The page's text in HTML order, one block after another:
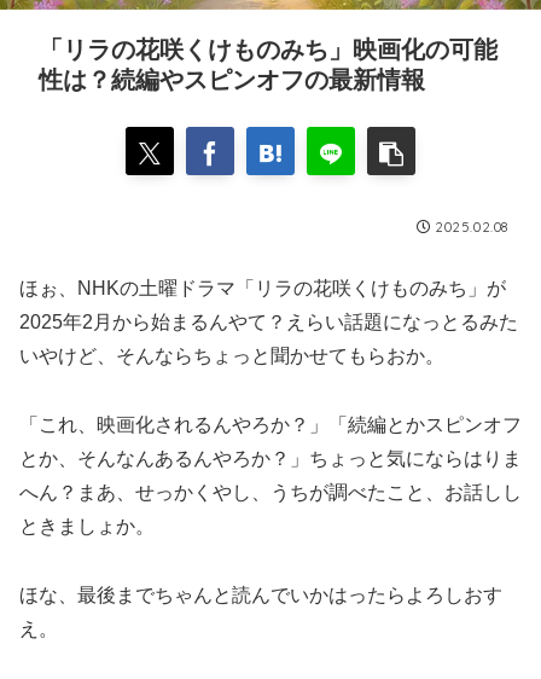
「リラの花咲くけものみち」映画化の可能
性は？続編やスピンオフの最新情報
2025.02.08
ほぉ、NHKの土曜ドラマ「リラの花咲くけものみち」が
2025年2月から始まるんやて？えらい話題になっとるみた
いやけど、そんならちょっと聞かせてもらおか。
「これ、映画化されるんやろか？」「続編とかスピンオフ
とか、そんなんあるんやろか？」ちょっと気にならはりま
へん？まあ、せっかくやし、うちが調べたこと、お話しし
ときましょか。
ほな、最後までちゃんと読んでいかはったらよろしおす
え。